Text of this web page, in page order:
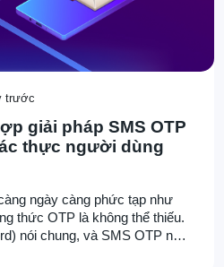
trước
giải pháp SMS OTP
thực người dùng
ngày càng phức tạp như
thức OTP là không thể thiếu.
nói chung, và SMS OTP nói